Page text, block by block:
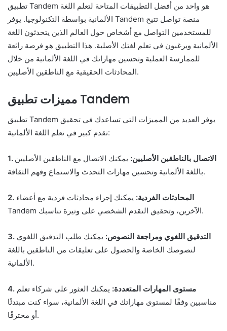
تطبيق Tandem هو واحد من أفضل التطبيقات المتاحة لتعلم اللغة
الألمانية بواسطة التكنولوجيا. يوفر Tandem منصة تواصل تتيح
للمستخدمين التواصل مع أشخاص حول العالم الذين يتحدثون اللغة
الألمانية ويرغبون في تعلم لغتك الأصلية. هذا التطبيق هو فرصة رائعة
للممارسة العملية وتحسين مهاراتك في اللغة الألمانية من خلال
المحادثات الحقيقية مع الناطقين الأصليين.
مميزات تطبيق Tandem
تطبيق Tandem يوفر العديد من المميزات التي تساعدك في تحقيق
تقدم كبير في تعلم اللغة الألمانية:
1. الاتصال بالناطقين الأصليين: يمكنك الاتصال مع الناطقين الأصليين
باللغة الألمانية وتحسين مهارات التحدث والاستماع وفهم الثقافة.
2. المحادثات الفردية: يمكنك إجراء محادثات فردية مع أعضاء
Tandem الآخرين، وتحقيق التقدم الشخصي على وتيرة تناسبك.
3. التدقيق اللغوي ومراجعة النصوص: يمكنك طلب التدقيق اللغوي
لنصوصك الخاصة والحصول على تعليقات من الناطقين باللغة
الألمانية.
4. مستوى المهارات المتعددة: يمكنك العثور على شركاء تعلم
مناسبين وفقًا لمستوى مهاراتك في اللغة الألمانية، سواء كنت مبتدئًا
أو محترفًا.